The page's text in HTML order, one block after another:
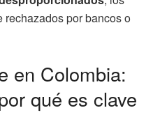
por bancos o
en Colombia:
qué es clave